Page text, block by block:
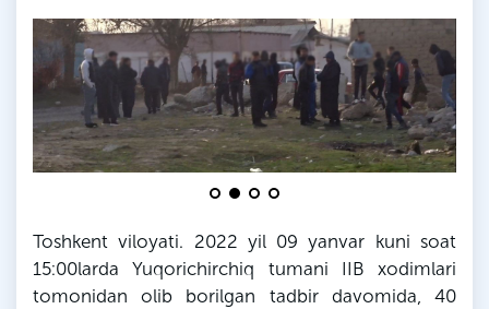
Toshkent viloyati. 2022 yil 09 yanvar kuni soat
15:00larda Yuqorichirchiq tumani IIB xodimlari
tomonidan olib borilgan tadbir davomida, 40